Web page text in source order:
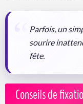
Parfois, un
sourire
fête.
Conseils de